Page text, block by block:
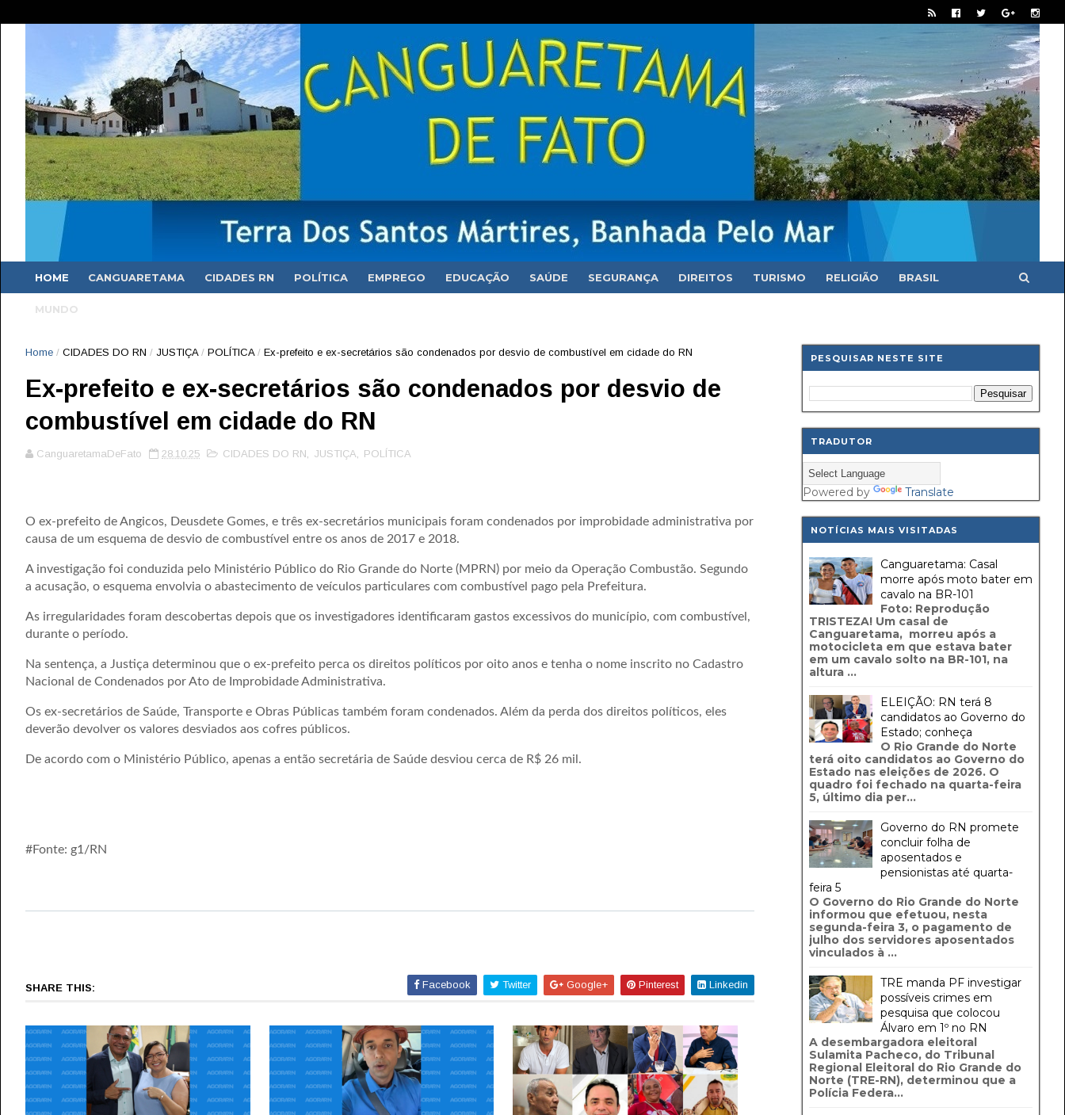
HOME CANGUARETAMA CIDADES RN POLÍTICA EMPREGO EDUCAÇÃO SAÚDE SEGURANÇA DIREITOS TURISMO RELIGIÃO BRASIL
MUNDO
Home / CIDADES DO RN / JUSTIÇA / POLÍTICA / Ex-prefeito e ex-secretários são condenados por desvio de combustível em cidade do RN
Ex-prefeito e ex-secretários são condenados por desvio de
combustível em cidade do RN
CanguaretamaDeFato 28.10.25 CIDADES DO RN, JUSTIÇA, POLÍTICA
O ex-prefeito de Angicos, Deusdete Gomes, e três ex-secretários municipais foram condenados por improbidade administrativa por
causa de um esquema de desvio de combustível entre os anos de 2017 e 2018.
A investigação foi conduzida pelo Ministério Público do Rio Grande do Norte (MPRN) por meio da Operação Combustão. Segundo
a acusação, o esquema envolvia o abastecimento de veículos particulares com combustível pago pela Prefeitura.
As irregularidades foram descobertas depois que os investigadores identificaram gastos excessivos do município, com combustível,
durante o período.
Na sentença, a Justiça determinou que o ex-prefeito perca os direitos políticos por oito anos e tenha o nome inscrito no Cadastro
Nacional de Condenados por Ato de Improbidade Administrativa.
Os ex-secretários de Saúde, Transporte e Obras Públicas também foram condenados. Além da perda dos direitos políticos, eles
deverão devolver os valores desviados aos cofres públicos.
De acordo com o Ministério Público, apenas a então secretária de Saúde desviou cerca de R$ 26 mil.
#Fonte: g1/RN
SHARE THIS: Facebook Twitter Google+ Pinterest Linkedin
PESQUISAR NESTE SITE
TRADUTOR
Powered by Translate
NOTÍCIAS MAIS VISITADAS
Canguaretama: Casal
morre após moto bater em
cavalo na BR-101
Foto: Reprodução
TRISTEZA! Um casal de
Canguaretama, morreu após a
motocicleta em que estava bater
em um cavalo solto na BR-101, na
altura ...
ELEIÇÃO: RN terá 8
candidatos ao Governo do
Estado; conheça
O Rio Grande do Norte
terá oito candidatos ao Governo do
Estado nas eleições de 2026. O
quadro foi fechado na quarta-feira
5, último dia per...
Governo do RN promete
concluir folha de
aposentados e
pensionistas até quarta-
feira 5
O Governo do Rio Grande do Norte
informou que efetuou, nesta
segunda-feira 3, o pagamento de
julho dos servidores aposentados
vinculados à ...
TRE manda PF investigar
possíveis crimes em
pesquisa que colocou
Álvaro em 1º no RN
A desembargadora eleitoral
Sulamita Pacheco, do Tribunal
Regional Eleitoral do Rio Grande do
Norte (TRE-RN), determinou que a
Polícia Federa...